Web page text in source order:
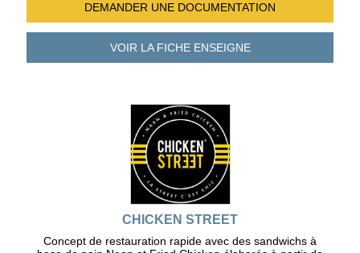
DEMANDER UNE DOCUMENTATION
VOIR LA FICHEENSEIGNE
CHICKEN STREET
Concept de restauration rapide avec des sandwichs à